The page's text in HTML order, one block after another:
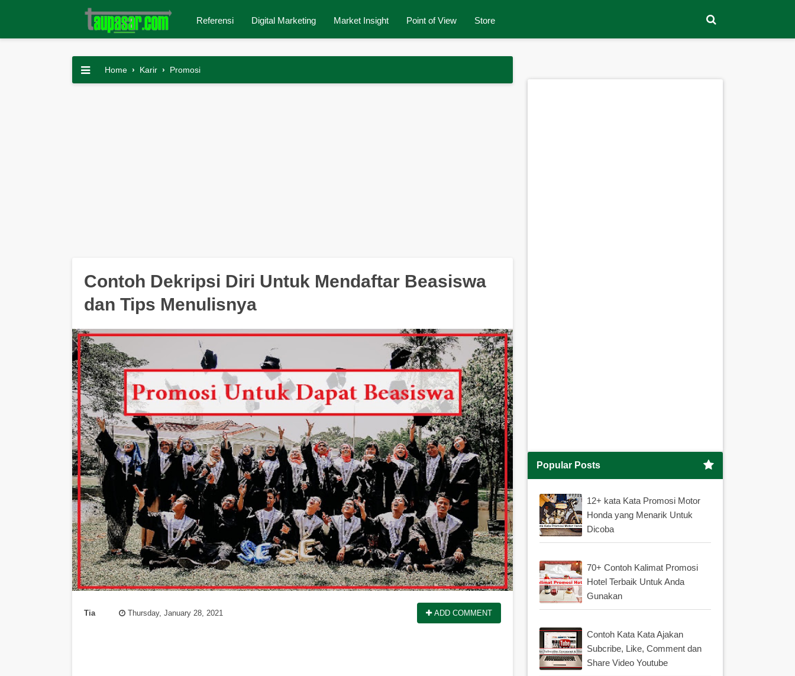
Referensi Digital Marketing Market Insight Point of View Store
Home › Karir › Promosi
Contoh Dekripsi Diri Untuk Mendaftar Beasiswa
dan Tips Menulisnya
Tia Thursday, January 28, 2021 ADD COMMENT
Popular Posts
12+ kata Kata Promosi Motor
Honda yang Menarik Untuk
Dicoba
70+ Contoh Kalimat Promosi
Hotel Terbaik Untuk Anda
Gunakan
Contoh Kata Kata Ajakan
Subcribe, Like, Comment dan
Share Video Youtube